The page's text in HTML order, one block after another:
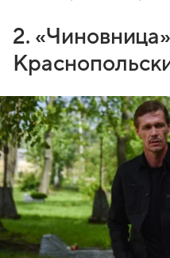
2.